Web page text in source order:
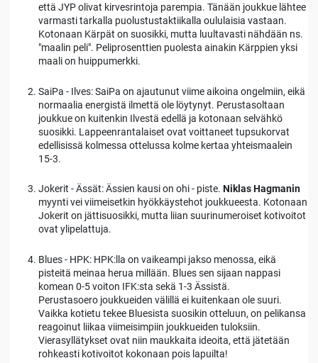
että JYP olivat kirvesrintoja parempia. Tänään joukkue lähtee
varmasti tarkalla puolustustaktiikalla oululaisia vastaan.
Kotonaan Kärpät on suosikki, mutta luultavasti nähdään ns.
"maalin peli". Peliprosenttien puolesta ainakin Kärppien yksi
maali on huippumerkki.
SaiPa - Ilves: SaiPa on ajautunut viime aikoina ongelmiin, eikä
normaalia energistä ilmettä ole löytynyt. Perustasoltaan
joukkue on kuitenkin Ilvestä edellä ja kotonaan selvähkö
suosikki. Lappeenrantalaiset ovat voittaneet tupsukorvat
edellisissä kolmessa ottelussa kolme kertaa yhteismaalein
15-3.
Jokerit - Ässät: Ässien kausi on ohi - piste. Niklas Hagmanin
myynti vei viimeisetkin hyökkäystehot joukkueesta. Kotonaan
Jokerit on jättisuosikki, mutta liian suurinumeroiset kotivoitot
ovat ylipelattuja.
Blues - HPK: HPK:lla on vaikeampi jakso menossa, eikä
pisteitä meinaa herua millään. Blues sen sijaan nappasi
komean 0-5 voiton IFK:sta sekä 1-3 Ässistä.
Perustasoero joukkueiden välillä ei kuitenkaan ole suuri.
Vaikka kotietu tekee Bluesista suosikin otteluun, on pelikansa
reagoinut liikaa viimeisimpiin joukkueiden tuloksiin.
Vierasyllätykset ovat niin maukkaita ideoita, että jätetään
rohkeasti kotivoitot kokonaan pois lapuilta!